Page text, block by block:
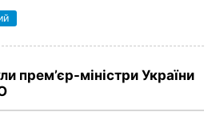
прем’єр-міністри України